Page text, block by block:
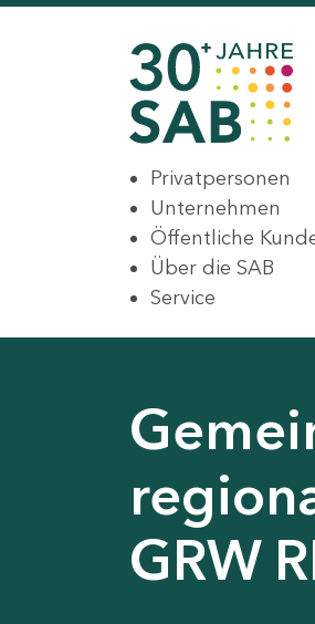
Privatpersonen
Unternehmen
Öffentliche
Über die SAB
Service
GRW